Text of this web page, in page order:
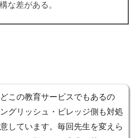
な差がある。
この教育サービスでもあるの
グリッシュ・ビレッジ側も対処
しています。毎回先生を変えら